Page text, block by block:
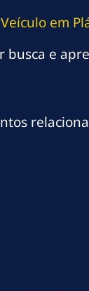
em
busca e